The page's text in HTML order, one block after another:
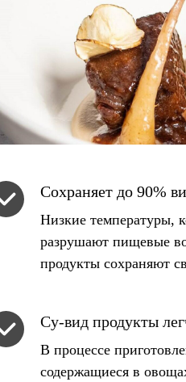
Сохраняет до 90%
Низкие температуры,
разрушают пищевые
продукты сохраняют
Су-вид продукты
В процессе
содержащиеся в